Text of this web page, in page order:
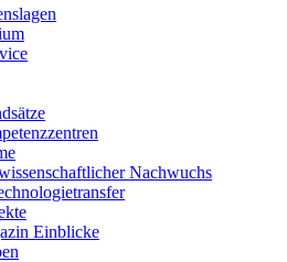
Nachwuchs
Einblicke